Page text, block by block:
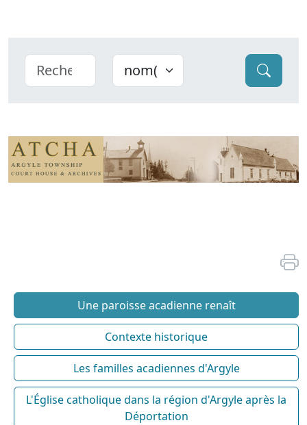
Une paroisse acadienne renaît
Contexte historique
Les familles acadiennes d'Argyle
L'Église catholique dans la région d'Argyle après la
Déportation